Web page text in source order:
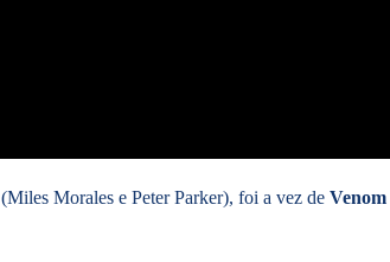
(Miles Morales e Peter Parker), foi a vez de Venom